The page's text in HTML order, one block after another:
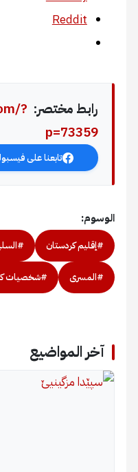
Reddit
رابط مختصر: ?
p=73359
تابعنا على
الوسوم:
#إقليم كردستان
#المسرى #شخصيات
آخر المواضيع